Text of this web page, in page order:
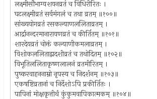
लक्ष्मीसौभाग्यशयनव्रतं च विधिरीरितः ।
घटलक्ष्मीव्रतं सर्वमंगलं च तथा व्रतम् ॥१००॥
सांख्ययोगव्रतं रसकल्याणललिताव्रतम् ।
आर्द्रानन्दरमानारायणव्रतं च कीर्तितम् ॥१०१॥
शारदेयव्रतं चोक्तं कल्याणीकमलाव्रतम् ।
विशोकललिताद्वादशीव्रतं च तथोदितम् ॥१०२॥
विभूतिललिताकृष्णलालनं व्रतमीरितम् ।
पुष्करवाहननाम्नो नृपस्य च निदर्शनम् ॥१०३॥
एकषष्टिव्रतानां च निर्देशोऽपि प्रकीर्तितः ।
पापिनां मोक्षकृत्तीर्थं कुंकुमवापिकात्मकम् ॥१०४॥